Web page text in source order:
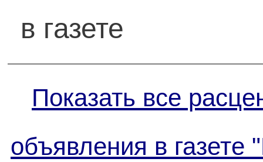
в газете
Показать все
объявления в газете